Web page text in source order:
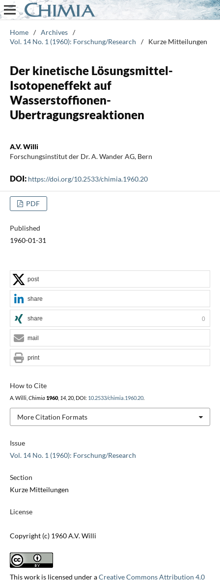
Home / Archives /
Vol. 14 No. 1 (1960): Forschung/Research
/ Kurze Mitteilungen
Der kinetische Lösungsmittel-
Isotopeneffekt auf
Wasserstoffionen-
Ubertragungsreaktionen
A.V. Willi
Forschungsinstitut der Dr. A. Wander AG, Bern
DOI: https://doi.org/10.2533/chimia.1960.20
PDF
Published
1960-01-31
Issue
Vol. 14 No. 1 (1960): Forschung/Research
Section
Kurze Mitteilungen
License
Copyright (c) 1960 A.V. Willi
This work is licensed under aCreative Commons Attribution 4.0
How to Cite
A. Willi, Chimia 1960, 14, 20, DOI: 10.2533/chimia.1960.20.
More Citation Formats
post
share
share 0
mail
print